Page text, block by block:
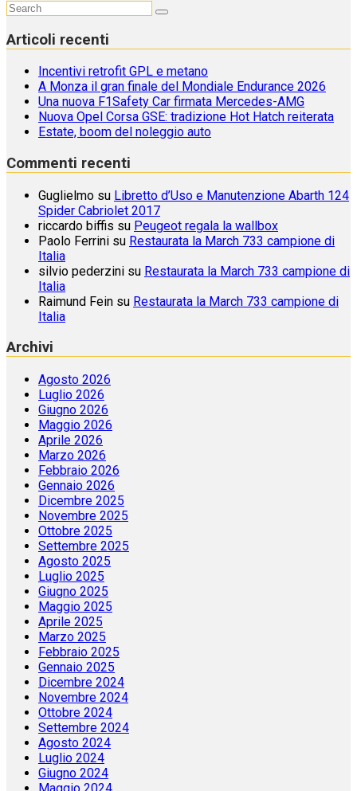
Articoli recenti
Incentivi retrofit GPL e metano
A Monza il gran finale del Mondiale Endurance 2026
Una nuova F1Safety Car firmata Mercedes-AMG
Nuova Opel Corsa GSE: tradizione Hot Hatch reiterata
Estate, boom del noleggio auto
Commenti recenti
Guglielmo su Libretto d’Uso e Manutenzione Abarth 124
Spider Cabriolet 2017
riccardo biffis su Peugeot regala la wallbox
Paolo Ferrini su Restaurata la March 733 campione di
Italia
silvio pederzini su Restaurata la March 733 campione di
Italia
Raimund Fein su Restaurata la March 733 campione di
Italia
Archivi
Agosto 2026
Luglio 2026
Giugno 2026
Maggio 2026
Aprile 2026
Marzo 2026
Febbraio 2026
Gennaio 2026
Dicembre 2025
Novembre 2025
Ottobre 2025
Settembre 2025
Agosto 2025
Luglio 2025
Giugno 2025
Maggio 2025
Aprile 2025
Marzo 2025
Febbraio 2025
Gennaio 2025
Dicembre 2024
Novembre 2024
Ottobre 2024
Settembre 2024
Agosto 2024
Luglio 2024
Giugno 2024